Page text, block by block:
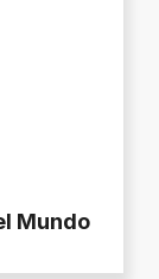
Mundo